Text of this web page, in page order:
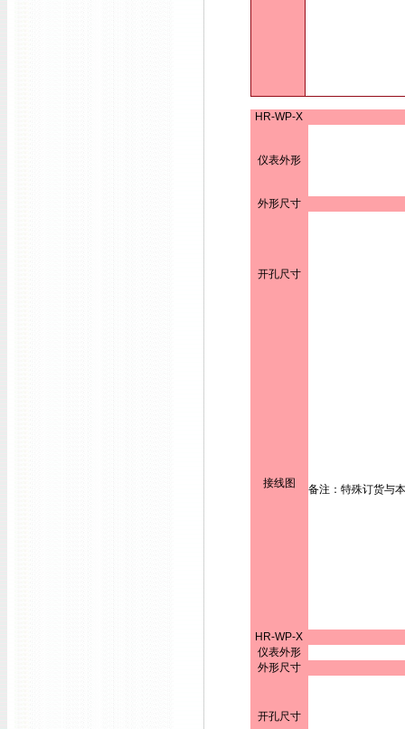
HR-WP-X
仪表外形
外形尺寸
开孔尺寸
接线图 备注：特殊订货与
HR-WP-X
仪表外形
外形尺寸
开孔尺寸